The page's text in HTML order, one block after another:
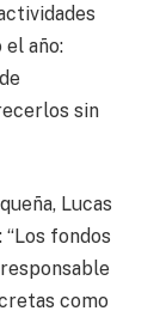
año:
sin
Lucas
fondos
como